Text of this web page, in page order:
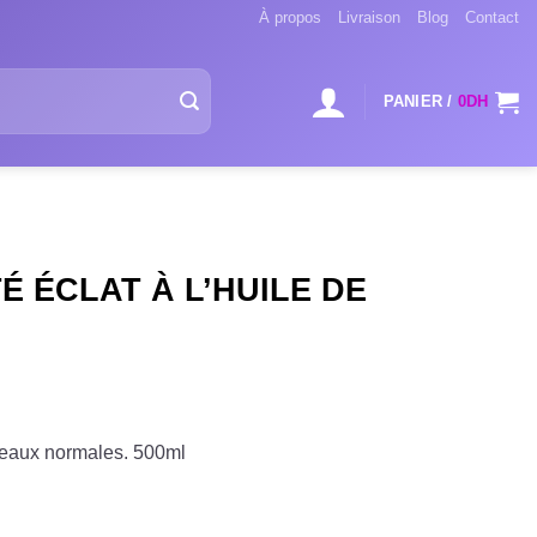
À propos Livraison Blog Contact
PANIER / 0DH
ÉCLAT À L’HUILE DE
normales. 500ml